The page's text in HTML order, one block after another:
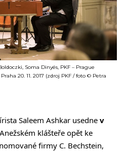
Soma Dinyés, PKF – Prague
20. 11. 2017 (zdroj PKF / foto © Petra
Saleem Ashkar usedne v
klášteře opět ke
firmy C. Bechstein,